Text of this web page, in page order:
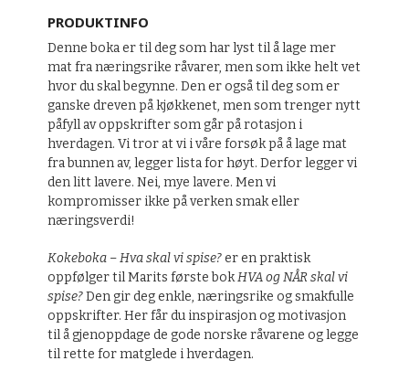
PRODUKTINFO
Denne boka er til deg som har lyst til å lage mer
mat fra næringsrike råvarer, men som ikke helt vet
hvor du skal begynne. Den er også til deg som er
ganske dreven på kjøkkenet, men som trenger nytt
påfyll av oppskrifter som går på rotasjon i
hverdagen. Vi tror at vi i våre forsøk på å lage mat
fra bunnen av, legger lista for høyt. Derfor legger vi
den litt lavere. Nei, mye lavere. Men vi
kompromisser ikke på verken smak eller
næringsverdi!
Kokeboka – Hva skal vi spise?er en praktisk
oppfølger til Marits første bokHVA og NÅR skal vi
spise?Den gir deg enkle, næringsrike og smakfulle
oppskrifter. Her får du inspirasjon og motivasjon
til å gjenoppdage de gode norske råvarene og legge
til rette for matglede i hverdagen.